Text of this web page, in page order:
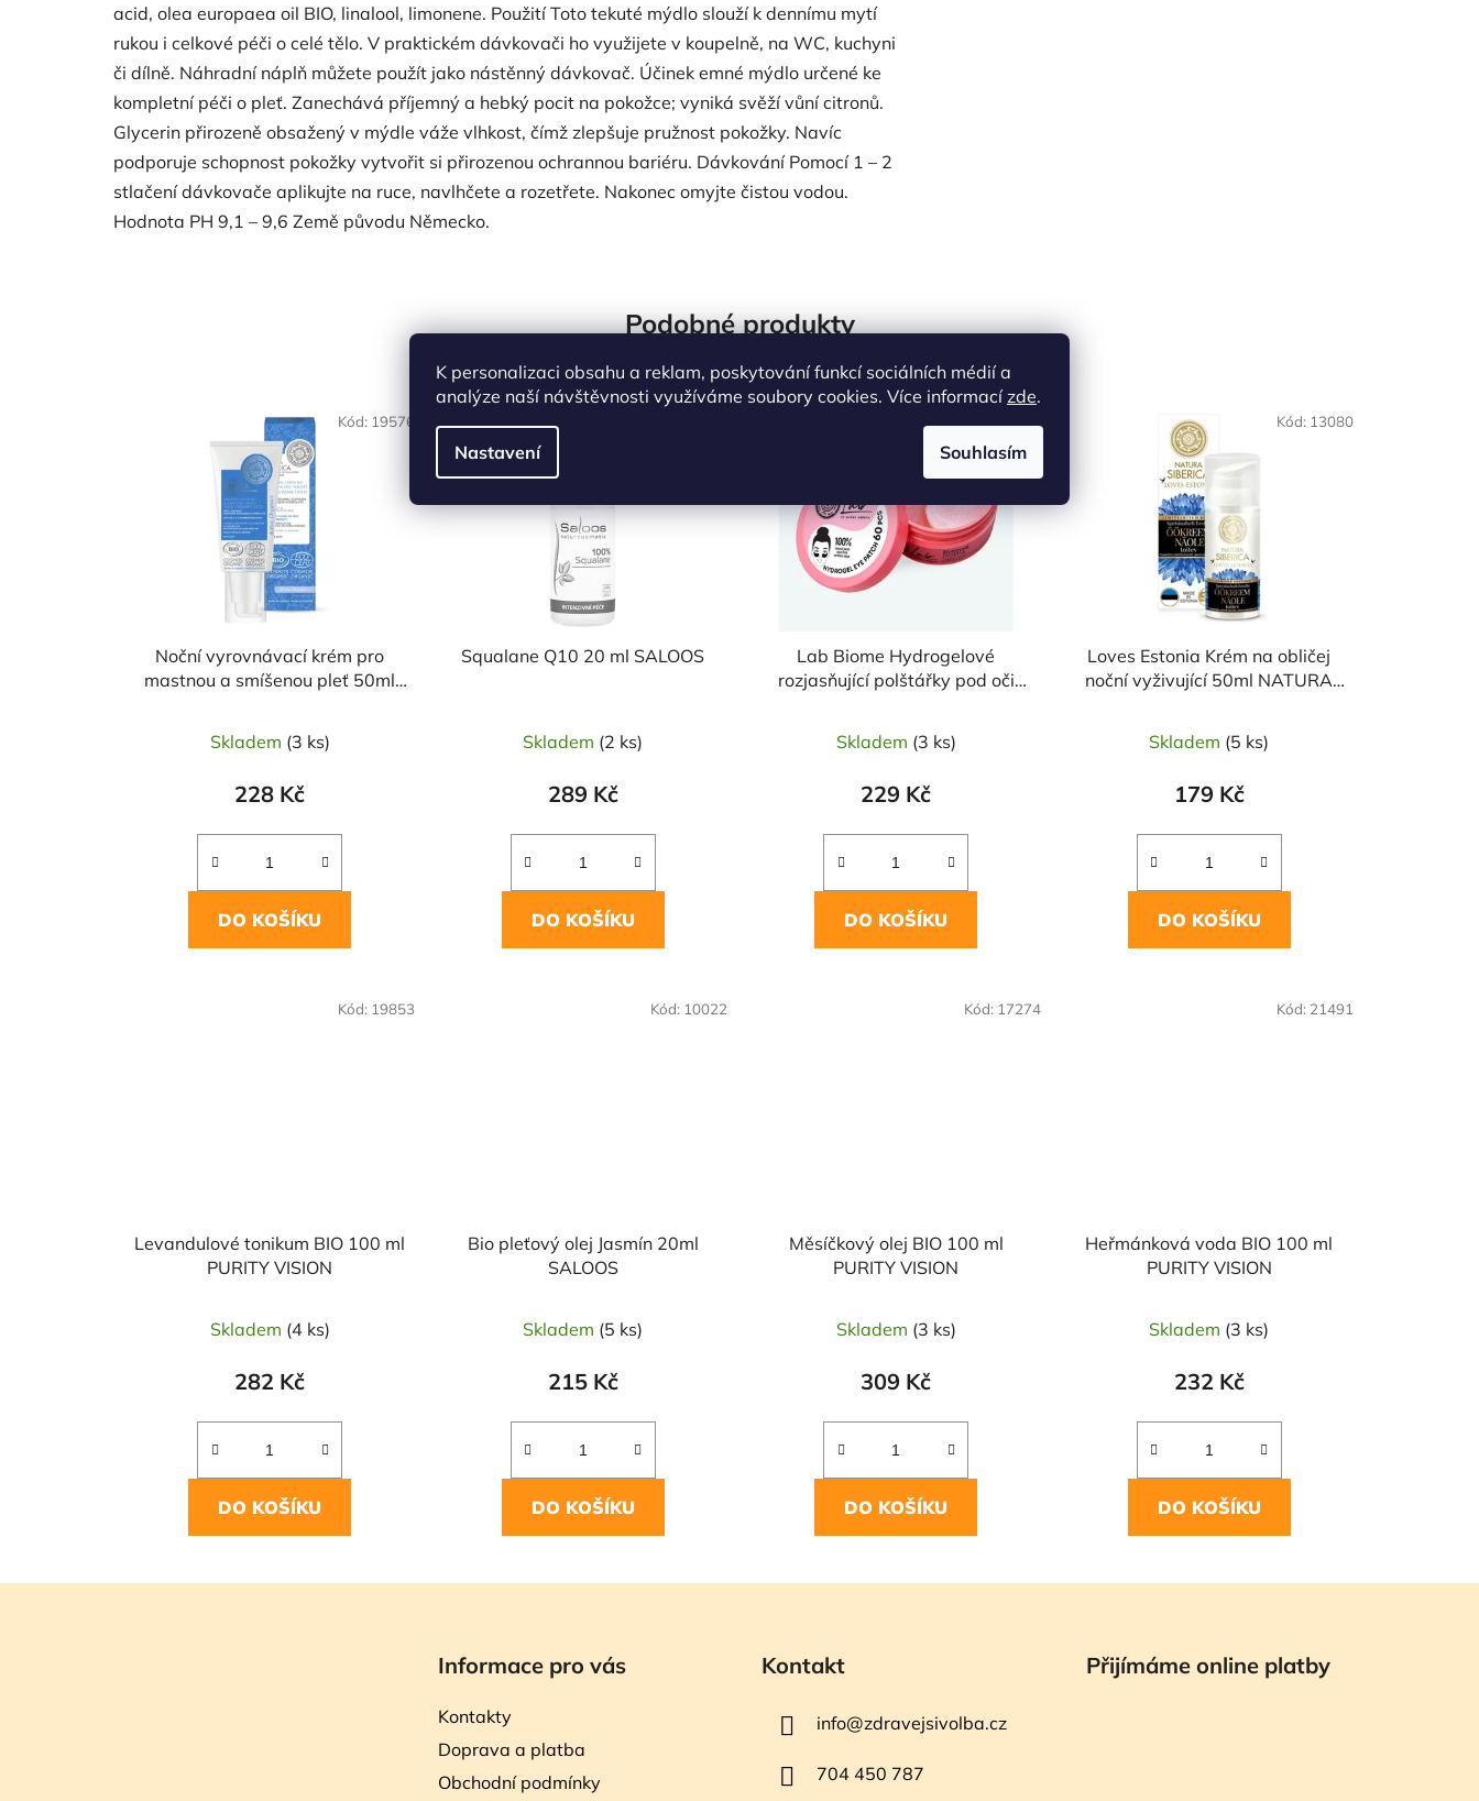
K personalizaci obsahu a reklam, poskytování funkcí sociálních médií a
analýze naší návštěvnosti využíváme soubory cookies. Více informacízde.
Nastavení Souhlasím
acid, olea europaea oil BIO, linalool, limonene. Použití Toto tekuté mýdlo slouží k dennímu mytí
rukou i celkové péči o celé tělo. V praktickém dávkovači ho využijete v koupelně, na WC, kuchyni
či dílně. Náhradní náplň můžete použít jako nástěnný dávkovač. Účinek emné mýdlo určené ke
kompletní péči o pleť. Zanechává příjemný a hebký pocit na pokožce; vyniká svěží vůní citronů.
Glycerin přirozeně obsažený v mýdle váže vlhkost, čímž zlepšuje pružnost pokožky. Navíc
podporuje schopnost pokožky vytvořit si přirozenou ochrannou bariéru. Dávkování Pomocí 1 – 2
stlačení dávkovače aplikujte na ruce, navlhčete a rozetřete. Nakonec omyjte čistou vodou.
Hodnota PH 9,1 – 9,6 Země původu Německo.
Podobné produkty
Noční vyrovnávací krém pro
mastnou a smíšenou pleť 50ml
Skladem (3 ks)
228 Kč
DO KOŠÍKU
Kód: 19576
Squalane Q10 20 ml SALOOS
Skladem (2 ks)
289 Kč
DO KOŠÍKU
Lab Biome Hydrogelové
rozjasňující polštářky pod oči
Skladem (3 ks)
229 Kč
DO KOŠÍKU
Loves Estonia Krém na obličej
noční vyživující 50ml NATURA
Skladem (5 ks)
179 Kč
DO KOŠÍKU
Kód: 13080
Levandulové tonikum BIO 100 ml
PURITY VISION
Skladem (4 ks)
282 Kč
DO KOŠÍKU
Kód: 19853
Bio pleťový olej Jasmín 20ml
SALOOS
Skladem (5 ks)
215 Kč
DO KOŠÍKU
Kód: 10022
Měsíčkový olej BIO 100 ml
PURITY VISION
Skladem (3 ks)
309 Kč
DO KOŠÍKU
Kód: 17274
Heřmánková voda BIO 100 ml
PURITY VISION
Skladem (3 ks)
232 Kč
DO KOŠÍKU
Kód: 21491
Informace pro vás
Kontakty
Doprava a platba
Obchodní podmínky
Kontakt
info@zdravejsivolba.cz
704 450 787
Přijímáme online platby